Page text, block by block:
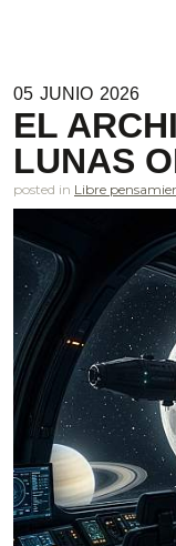
05 JUNIO 2026
EL
LUNAS
posted in Libre